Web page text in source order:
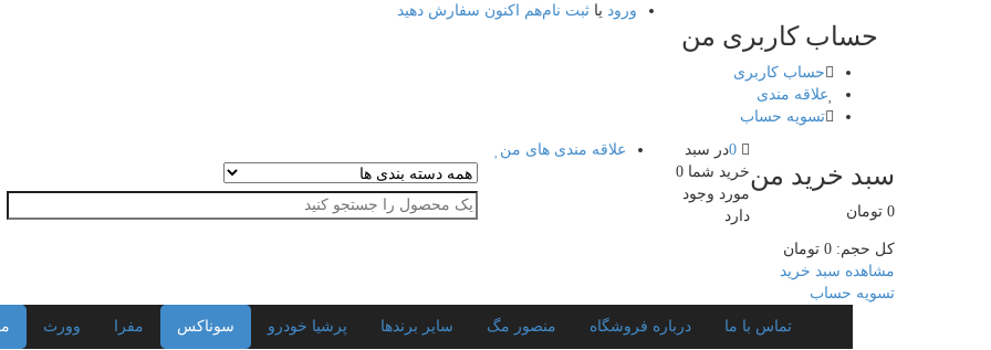
حساب کاربری من
حساب کاربری
علاقه مندی
تسویه حساب
ورود یا ثبت نامهم اکنون سفارش دهید
سبد خرید من
0 تومان
0در سبد
خرید شما 0
مورد وجود
دارد
کل حجم: 0 تومان
مشاهده سبد خرید
تسویه حساب
علاقه مندی های من
وورث مفرا سوناکس پرشیا خودرو سایر برندها منصور مگ درباره فروشگاه
تماس با ما